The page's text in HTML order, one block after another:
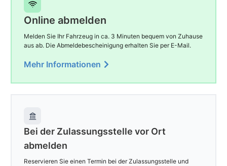
Online abmelden
Melden Sie Ihr Fahrzeug in ca. 3 Minuten bequem von Zuhause
aus ab. Die Abmeldebescheinigung erhalten Sie per E-Mail.
Mehr Informationen
Bei der Zulassungsstelle vor Ort
abmelden
Reservieren Sie einen Termin bei der Zulassungsstelle und